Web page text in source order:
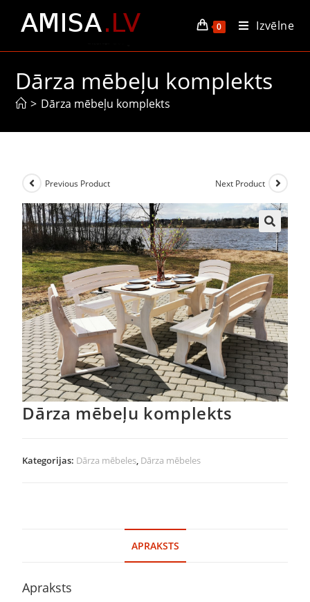
0 Izvēlne
Dārza mēbeļu komplekts
> Dārza mēbeļu komplekts
Previous Product Next Product
Dārza mēbeļu komplekts
Kategorijas: Dārza mēbeles, Dārza mēbeles
APRAKSTS
Apraksts